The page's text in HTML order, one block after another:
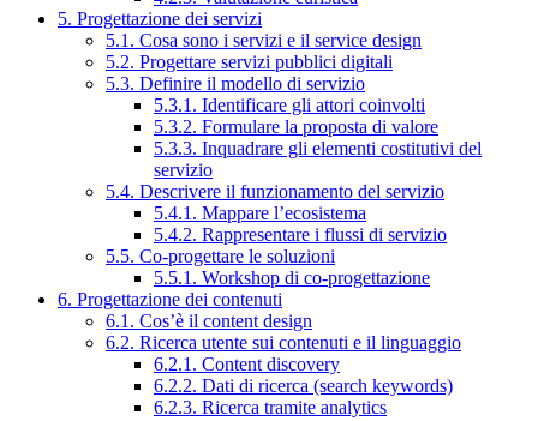
5. Progettazione dei servizi
5.1. Cosa sono i servizi e il service design
5.2. Progettare servizi pubblici digitali
5.3. Definire il modello di servizio
5.3.1. Identificare gli attori coinvolti
5.3.2. Formulare la proposta di valore
5.3.3. Inquadrare gli elementi costitutivi del
servizio
5.4. Descrivere il funzionamento del servizio
5.4.1. Mappare l’ecosistema
5.4.2. Rappresentare i flussi di servizio
5.5. Co-progettare le soluzioni
5.5.1. Workshop di co-progettazione
6. Progettazione dei contenuti
6.1. Cos’è il content design
6.2. Ricerca utente sui contenuti e il linguaggio
6.2.1. Content discovery
6.2.2. Dati di ricerca (search keywords)
6.2.3. Ricerca tramite analytics